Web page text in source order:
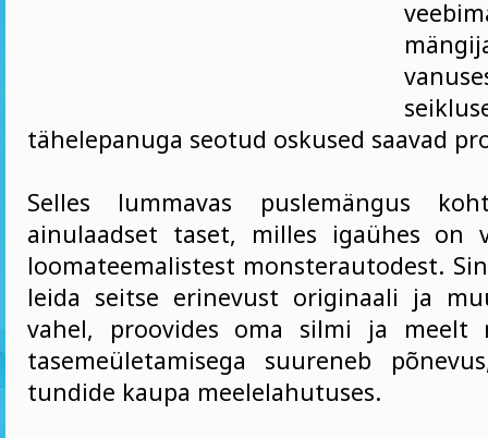
tähelepanuga seotud oskused saavad
Selles lummavas puslemängus
ainulaadset taset, milles igaühes on
loomateemalistest monsterautodest.
leida seitse erinevust originaali ja
vahel, proovides oma silmi ja meelt
tasemeületamisega suureneb
tundide kaupa meelelahutuses.